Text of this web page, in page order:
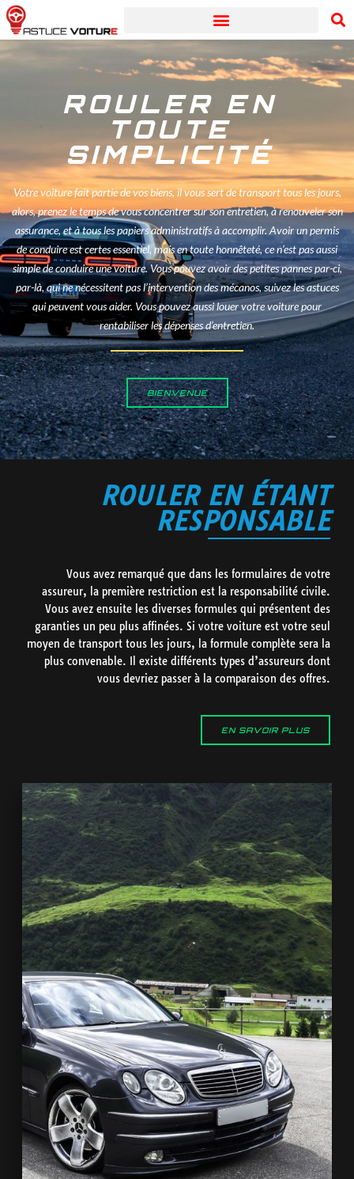
ROULER EN
TOUTE
SIMPLICITÉ
Votre voiture fait partie de vos biens, il vous sert de transport tous les jours,
alors, prenez le temps de vous concentrer sur son entretien, à renouveler son
assurance, et à tous les papiers administratifs à accomplir. Avoir un permis
de conduire est certes essentiel, mais en toute honnêteté, ce n’est pas aussi
simple de conduire une voiture. Vous pouvez avoir des petites pannes par-ci,
par-là, qui ne nécessitent pas l’intervention des mécanos, suivez les astuces
qui peuvent vous aider. Vous pouvez aussi louer votre voiture pour
rentabiliser les dépenses d’entretien.
BIENVENUE
ROULER EN ÉTANT
RESPONSABLE
Vous avez remarqué que dans les formulaires de votre
assureur, la première restriction est la responsabilité civile.
Vous avez ensuite les diverses formules qui présentent des
garanties un peu plus affinées. Si votre voiture est votre seul
moyen de transport tous les jours, la formule complète sera la
plus convenable. Il existe différents types d’assureurs dont
vous devriez passer à la comparaison des offres.
EN SAVOIR PLUS